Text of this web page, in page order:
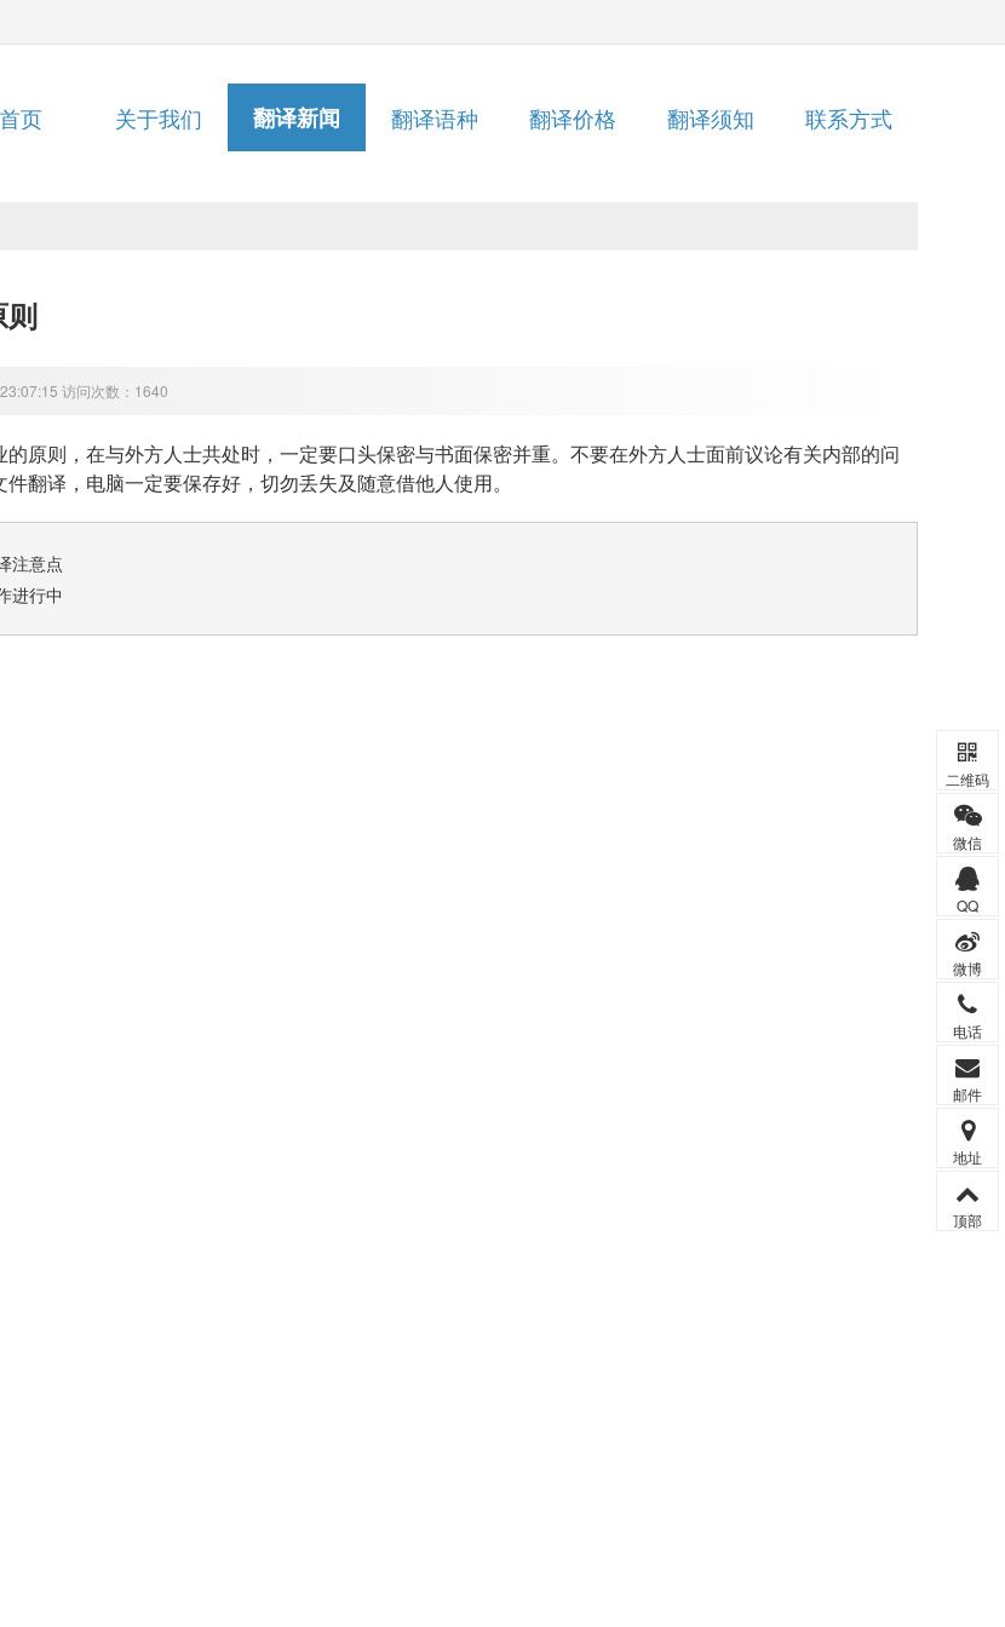
联系方式
翻译须知
翻译价格
翻译语种
翻译新闻
关于我们
首页
则
访问次数：1640
原则，在与外方人士共处时，一定要口头保密与书面保密并重。不要在外方人士面前议论有关内部的问
翻译，电脑一定要保存好，切勿丢失及随意借他人使用。
注意点
进行中
二维码
微信
QQ
微博
电话
邮件
地址
顶部